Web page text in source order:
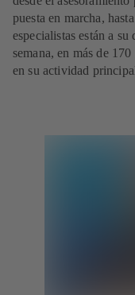
puesta en marcha,
especialistas están a
semana, en más de
en su actividad